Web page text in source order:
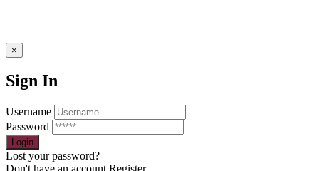
×
Sign In
Username
Password
Lost your password?